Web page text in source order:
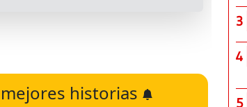
historias
3
4
5